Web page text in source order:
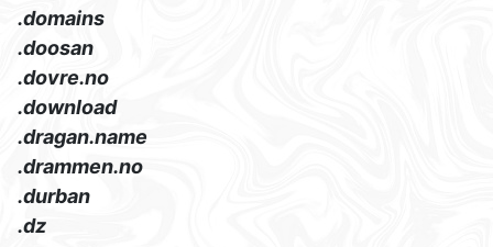
.domains
.doosan
.dovre.no
.download
.dragan.name
.drammen.no
.durban
.dz